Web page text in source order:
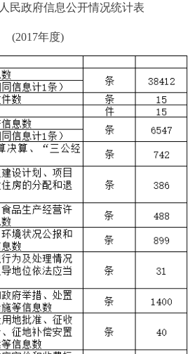
民政府信息公开情况统计表
(2017年度)